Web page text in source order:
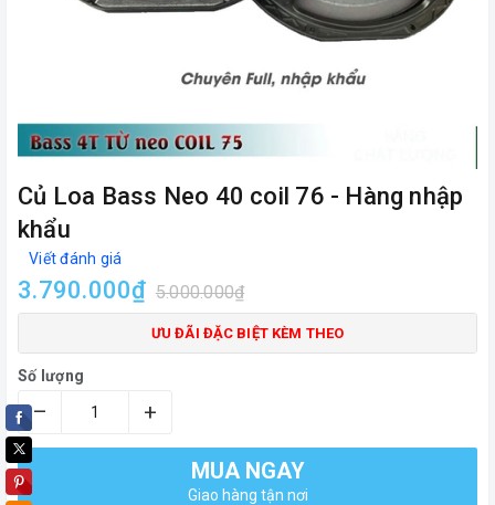
Củ Loa Bass Neo 40 coil 76 - Hàng nhập
khẩu
Viết đánh giá
3.790.000₫ 5.000.000₫
ƯU ĐÃI ĐẶC BIỆT KÈM THEO
Số lượng
– +
MUA NGAY
Giao hàng tận nơi